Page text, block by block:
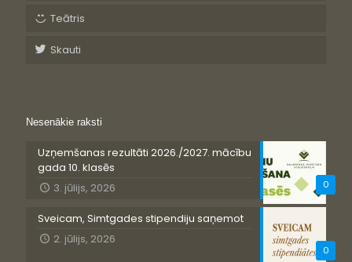
Teātris
Skauti
Nesenākie raksti
0
Uzņemšanas rezultāti 2026./2027. mācību
gada 10. klasēs
3. jūlijs, 2026
0
Sveicam, Simtgades stipendiju saņemot
2. jūlijs, 2026